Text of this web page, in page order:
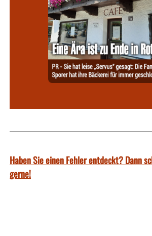
Haben Sie einen Fehler entdeckt? Dann
gerne!